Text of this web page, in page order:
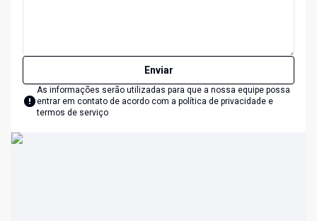
Enviar
As informações serão utilizadas para que a nossa equipe possa
entrar em contato de acordo com a política de privacidade e
termos de serviço